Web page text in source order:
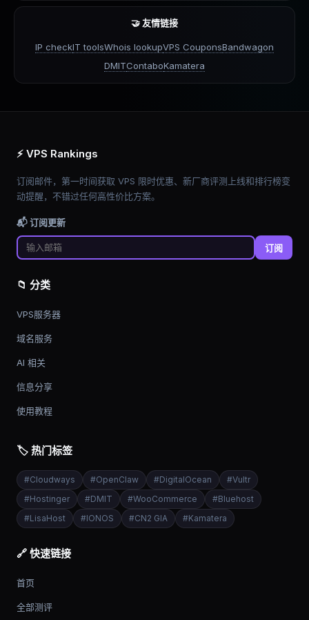
🤝 友情链接
IP checkIT toolsWhois lookupVPS CouponsBandwagon
DMITContaboKamatera
⚡ VPS Rankings
订阅邮件，第一时间获取 VPS 限时优惠、新厂商评测上线和排行榜变
动提醒，不错过任何高性价比方案。
📬 订阅更新
订阅
📁 分类
VPS服务器
域名服务
AI 相关
信息分享
使用教程
🏷️ 热门标签
#Cloudways #OpenClaw #DigitalOcean #Vultr
#Hostinger #DMIT #WooCommerce #Bluehost
#LisaHost #IONOS #CN2 GIA #Kamatera
🔗 快速链接
首页
全部测评